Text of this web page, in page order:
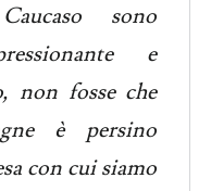
sono
e
non fosse che
è persino
con cui siamo